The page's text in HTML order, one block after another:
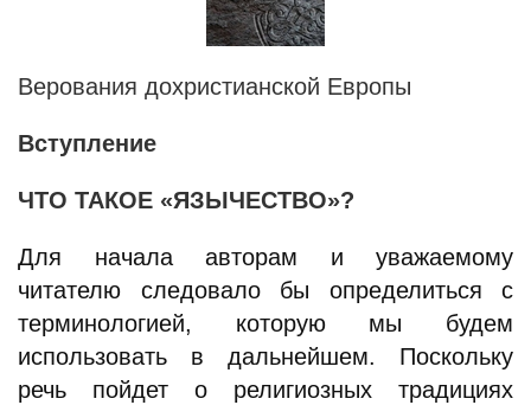
Верования дохристианской Европы
Вступление
ЧТО ТАКОЕ «ЯЗЫЧЕСТВО»?
Для начала авторам и уважаемому
читателю следовало бы определиться с
терминологией, которую мы будем
использовать в дальнейшем. Поскольку
речь пойдет о религиозных традициях